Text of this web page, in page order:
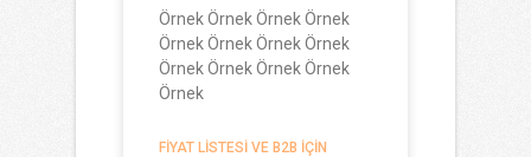
Örnek Örnek Örnek Örnek
Örnek Örnek Örnek Örnek
Örnek Örnek Örnek Örnek
Örnek
FIYAT LISTESI VE B2B IÇIN